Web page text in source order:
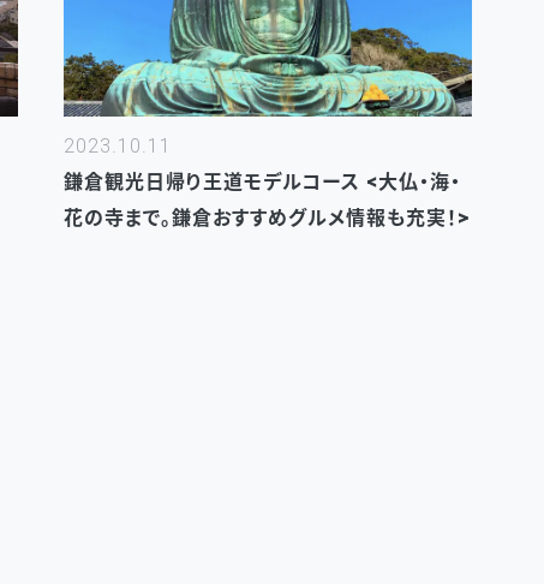
2023.10.11
鎌倉観光日帰り王道モデルコース <大仏・海・
花の寺まで。鎌倉おすすめグルメ情報も充実！>